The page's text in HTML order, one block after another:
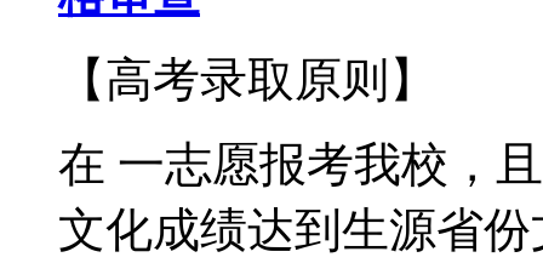
【高考录取原则】
在 一志愿报考我校，
文化成绩达到生源省